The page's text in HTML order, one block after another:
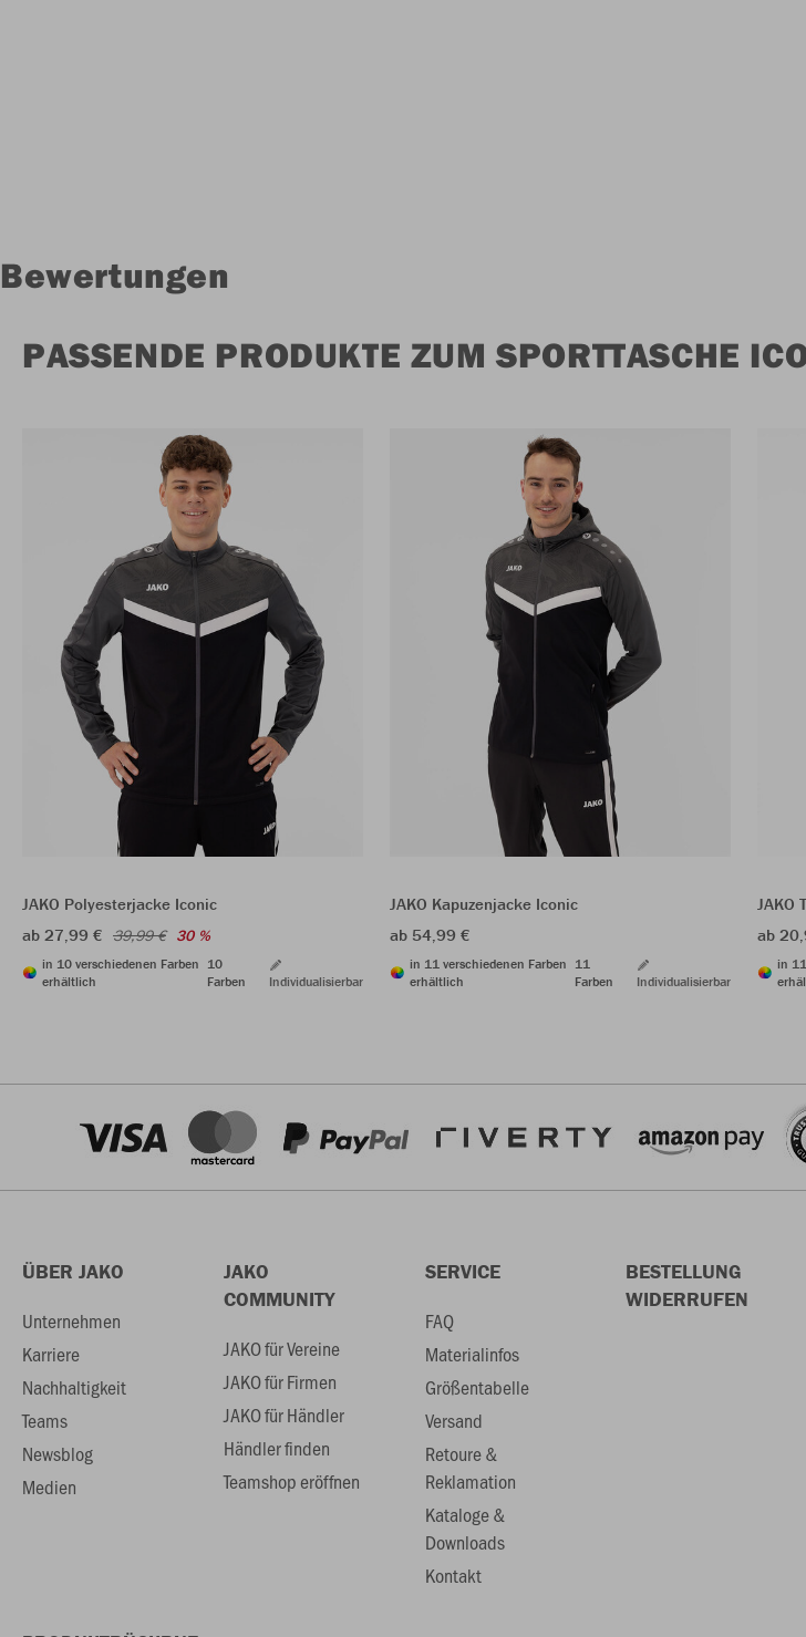
Bewertungen
PASSENDE PRODUKTE ZUM SPORTTASCHE
JAKO Polyesterjacke Iconic
ab 27,99 € 39,99 € 30 %
in 10 verschiedenen Farben
erhältlich
10
Farben
Individualisierbar
JAKO Kapuzenjacke Iconic
ab 54,99 €
in 11 verschiedenen Farben
erhältlich
11
Farben
Individualisierbar
JAKO
ab
in
ÜBER JAKO
Unternehmen
Karriere
Nachhaltigkeit
Teams
Newsblog
Medien
JAKO
COMMUNITY
JAKO für Vereine
JAKO für Firmen
JAKO für Händler
Händler finden
Teamshop eröffnen
SERVICE
FAQ
Materialinfos
Größentabelle
Versand
Retoure &
Reklamation
Kataloge &
Downloads
Kontakt
BESTELLUNG
WIDERRUFEN